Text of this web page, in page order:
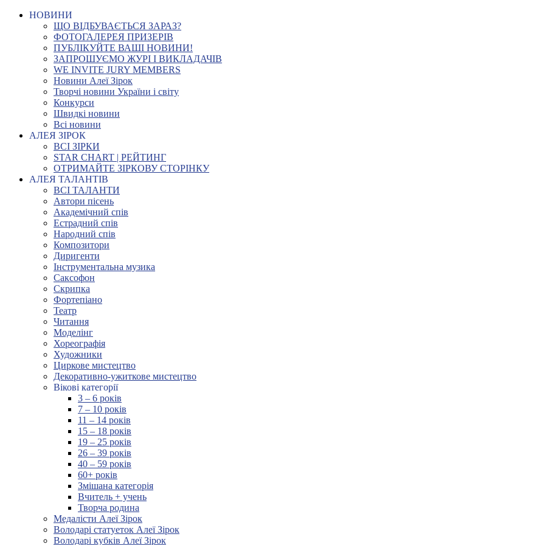
НОВИНИ
ЩО ВІДБУВАЄТЬСЯ ЗАРАЗ?
ФОТОГАЛЕРЕЯ ПРИЗЕРІВ
ПУБЛІКУЙТЕ ВАШІ НОВИНИ!
ЗАПРОШУЄМО ЖУРІ І ВИКЛАДАЧІВ
WE INVITE JURY MEMBERS
Новини Алеї Зірок
Творчі новини України і світу
Конкурси
Швидкі новини
Всі новини
АЛЕЯ ЗІРОК
ВСІ ЗІРКИ
STAR CHART | РЕЙТИНГ
ОТРИМАЙТЕ ЗІРКОВУ СТОРІНКУ
АЛЕЯ ТАЛАНТІВ
ВСІ ТАЛАНТИ
Автори пісень
Академічний спів
Естрадний спів
Народний спів
Композитори
Диригенти
Інструментальна музика
Саксофон
Скрипка
Фортепіано
Театр
Читання
Моделінг
Хореографія
Художники
Циркове мистецтво
Декоративно-ужиткове мистецтво
Вікові категорії
3 – 6 років
7 – 10 років
11 – 14 років
15 – 18 років
19 – 25 років
26 – 39 років
40 – 59 років
60+ років
Змішана категорія
Вчитель + учень
Творча родина
Медалісти Алеї Зірок
Володарі статуеток Алеї Зірок
Володарі кубків Алеї Зірок